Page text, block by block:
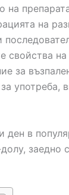
на
на
свойства на
за
употреба,
ден в
заедно